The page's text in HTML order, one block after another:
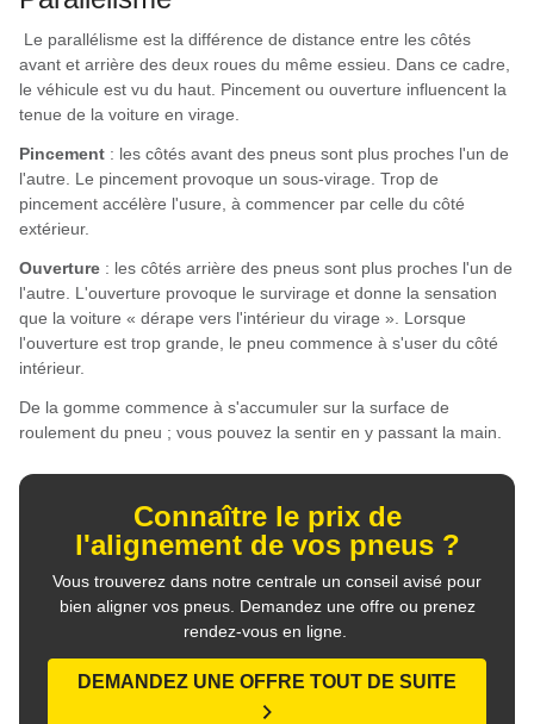
Le parallélisme est la différence de distance entre les côtés
avant et arrière des deux roues du même essieu. Dans ce cadre,
le véhicule est vu du haut. Pincement ou ouverture influencent la
tenue de la voiture en virage.
Pincement : les côtés avant des pneus sont plus proches l'un de
l'autre. Le pincement provoque un sous-virage. Trop de
pincement accélère l'usure, à commencer par celle du côté
extérieur.
Ouverture : les côtés arrière des pneus sont plus proches l'un de
l'autre. L'ouverture provoque le survirage et donne la sensation
que la voiture « dérape vers l'intérieur du virage ». Lorsque
l'ouverture est trop grande, le pneu commence à s'user du côté
intérieur.
De la gomme commence à s'accumuler sur la surface de
roulement du pneu ; vous pouvez la sentir en y passant la main.
Connaître le prix de
l'alignement de vos pneus ?
Vous trouverez dans notre centrale un conseil avisé pour
bien aligner vos pneus. Demandez une offre ou prenez
rendez-vous en ligne.
DEMANDEZ UNE OFFRE TOUT DE SUITE